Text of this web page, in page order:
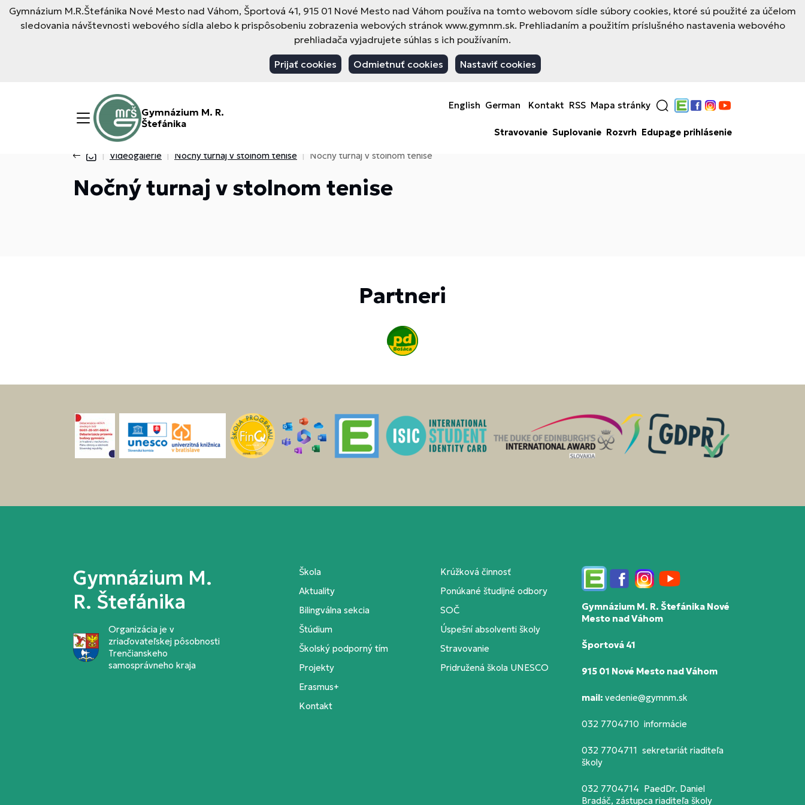
Gymnázium M.R.Štefánika Nové Mesto nad Váhom, Športová 41, 915 01 Nové Mesto nad Váhom používa na tomto webovom sídle súbory cookies, ktoré sú použité za účelom
sledovania návštevnosti webového sídla alebo k prispôsobeniu zobrazenia webových stránok www.gymnm.sk. Prehliadaním a použitím príslušného nastavenia webového
prehliadača vyjadrujete súhlas s ich používaním.
Prijať cookies Odmietnuť cookies Nastaviť cookies
Gymnázium M. R.
Štefánika
English German Kontakt RSS Mapa stránky
Edupage
Facebook
Instagram
YouTube
Stravovanie Suplovanie Rozvrh Edupage prihlásenie
Videogalérie Nočný turnaj v stolnom tenise Nočný turnaj v stolnom tenise
Nočný turnaj v stolnom tenise
Partneri
Gymnázium M.
R. Štefánika
Organizácia je v
zriaďovateľskej pôsobnosti
Trenčianskeho
samosprávneho kraja
Škola
Aktuality
Bilingválna sekcia
Štúdium
Školský podporný tím
Projekty
Erasmus+
Kontakt
Krúžková činnosť
Ponúkané študijné odbory
SOČ
Úspešní absolventi školy
Stravovanie
Pridružená škola UNESCO
EdupageFacebookInstagramYouTube
Gymnázium M. R. Štefánika Nové
Mesto nad Váhom
Športová 41
915 01 Nové Mesto nad Váhom
mail: vedenie@gymnm.sk
032 7704710 informácie
032 7704711 sekretariát riaditeľa
školy
032 7704714 PaedDr. Daniel
Bradáč, zástupca riaditeľa školy